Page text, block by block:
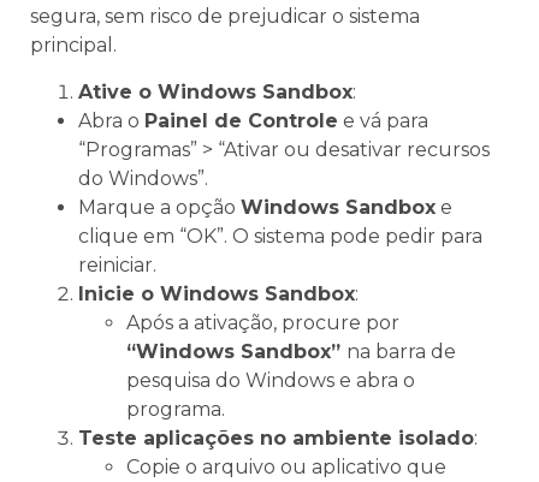
segura, sem risco de prejudicar o sistema
principal.
Ative o Windows Sandbox:
Abra o Painel de Controle e vá para
“Programas” > “Ativar ou desativar recursos
do Windows”.
Marque a opção Windows Sandbox e
clique em “OK”. O sistema pode pedir para
reiniciar.
Inicie o Windows Sandbox:
Após a ativação, procure por
“Windows Sandbox” na barra de
pesquisa do Windows e abra o
programa.
Teste aplicações no ambiente isolado:
Copie o arquivo ou aplicativo que